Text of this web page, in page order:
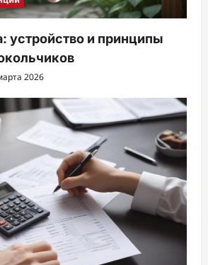
устройство и принципы
2026